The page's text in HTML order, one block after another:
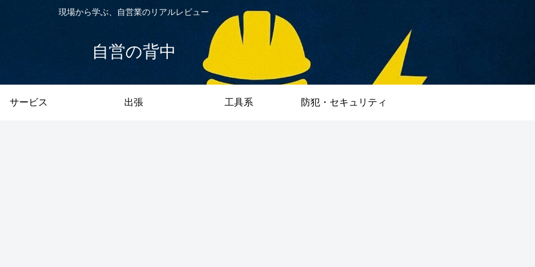
現場から学ぶ、自営業のリアルレビュー
自営の背中
サービス 出張 工具系 防犯・セキュリティ